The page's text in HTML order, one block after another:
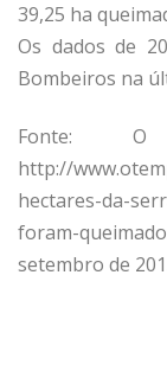
39,25 ha
Os dados de
Bombeiros na
Fonte: O
http://
hectares-da-
foram-
setembro de